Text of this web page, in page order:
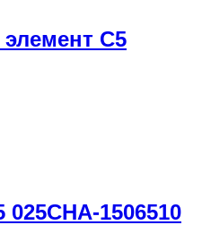
C5
1506510